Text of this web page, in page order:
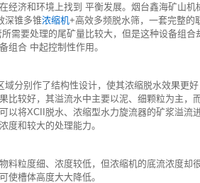
经济和环境上找到 平衡发展。烟台鑫海矿山机
深锥多锥浓缩机+高效多频脱水筛，一套完整的
需要处理的尾矿量比较大，但是这种设备组合
组合 中起控制性作用。
分别作了结构性设计，使其浓缩脱水效果更
较好，其溢流水中主要以泥、细颗粒为主，
以将XCII脱水、浓缩型水力旋流器的矿浆溢流
度和较大的处理能力。
粒度细、浓度较低，但浓缩机的底流浓度却
使槽体高度大大降低。